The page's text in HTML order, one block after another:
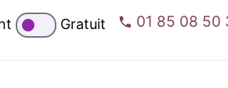
Gratuit 01 85 08 50